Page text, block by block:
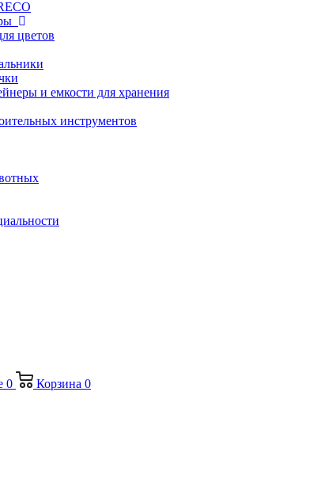
цветов
и емкости для хранения
инструментов
0 Корзина 0